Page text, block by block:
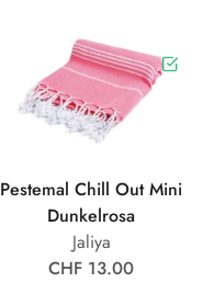
Pestemal Chill Out Mini
Dunkelrosa
Jaliya
CHF 13.00